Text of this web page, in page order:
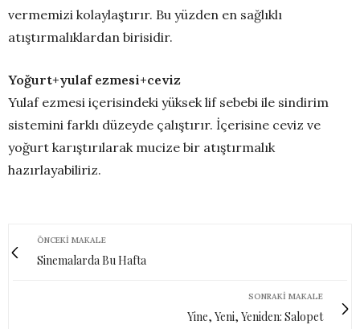
vermemizi kolaylaştırır. Bu yüzden en sağlıklı
atıştırmalıklardan birisidir.
Yoğurt+yulaf ezmesi+ceviz
Yulaf ezmesi içerisindeki yüksek lif sebebi ile sindirim
sistemini farklı düzeyde çalıştırır. İçerisine ceviz ve
yoğurt karıştırılarak mucize bir atıştırmalık
hazırlayabiliriz.
ÖNCEKI MAKALE
Sinemalarda Bu Hafta
SONRAKI MAKALE
Yine, Yeni, Yeniden: Salopet